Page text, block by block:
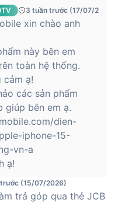
nối 5G
mAh và lớn hơn thế hệ
thay đổi này, thiết bị năm
pin nhỉnh hơn tới 2.5 giờ
nghệ 5G tương thích
trên toàn thế giới, bao
là Viettel, VinaPhone và
thành nhà phân phối uỷ
Nam, hứa hẹn đem lại
lượng cao và mức giá
3 tuần trước (17/07/2026)
xin chào anh
này bên em
toàn hệ thống.
cảm ạ!
các sản phẩm
giúp bên em ạ.
dien-
iphone-15-
vn-a
ạ!
(15/07/2026)
trả góp qua thẻ JCB